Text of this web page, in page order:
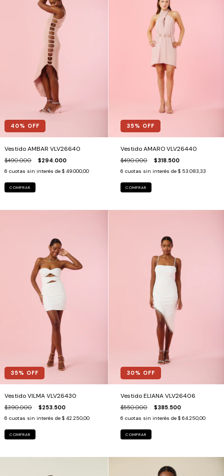
40% OFF
Vestido AMBAR VLV26640
$490.000 $294.000
6 cuotas sin interés de $ 49.000,00
COMPRAR
35% OFF
Vestido AMARO VLV26440
$490.000 $318.500
6 cuotas sin interés de $ 53.083,33
COMPRAR
35% OFF
Vestido VILMA VLV26430
$390.000 $253.500
6 cuotas sin interés de $ 42.250,00
COMPRAR
30% OFF
Vestido ELIANA VLV26406
$550.000 $385.500
6 cuotas sin interés de $ 64.250,00
COMPRAR